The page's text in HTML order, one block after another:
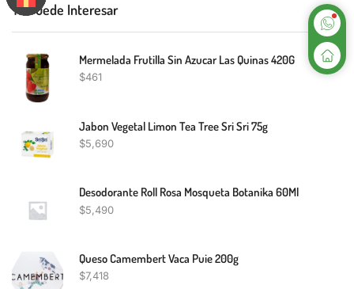
Te Puede Interesar
Mermelada Frutilla Sin Azucar Las Quinas 420G
$461
Jabon Vegetal Limon Tea Tree Sri Sri 75g
$5,690
Desodorante Roll Rosa Mosqueta Botanika 60Ml
$5,490
Queso Camembert Vaca Puie 200g
$7,418